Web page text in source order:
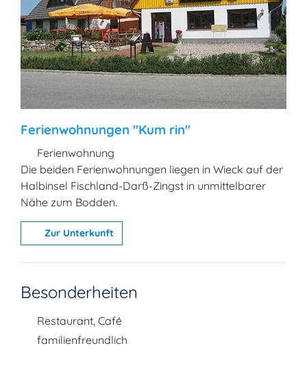
Ferienwohnungen "Kum rin"
Ferienwohnung
Die beiden Ferienwohnungen liegen in Wieck auf der
Halbinsel Fischland-Darß-Zingst in unmittelbarer
Nähe zum Bodden.
Zur Unterkunft
Besonderheiten
Restaurant, Café
familienfreundlich